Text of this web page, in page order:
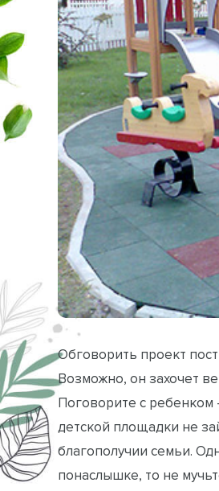
Обговорить проект
Возможно, он захочет
Поговорите с ребенком
детской площадки не
благополучии семьи.
понаслышке, то не